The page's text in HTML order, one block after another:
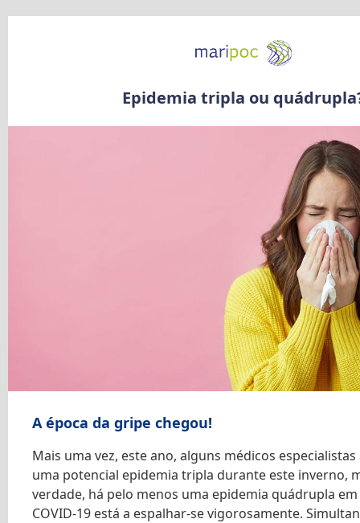
Epidemia tripla ou
A época da gripe chegou!
Mais uma vez, este ano, alguns médicos
uma potencial epidemia tripla durante este inverno,
verdade, há pelo menos uma epidemia quádrupla em
COVID-19 está a espalhar-se vigorosamente.